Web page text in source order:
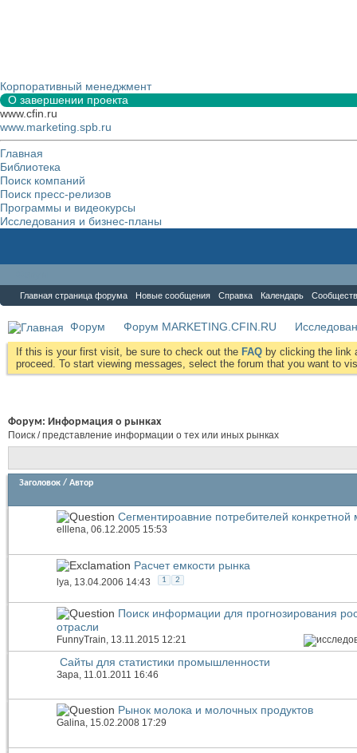
Корпоративный менеджмент
О завершении проекта
www.cfin.ru
www.marketing.spb.ru
Главная
Библиотека
Поиск компаний
Поиск пресс-релизов
Программы и видеокурсы
Исследования и бизнес-планы
Главная страница форума Новые сообщения Справка Календарь
Форум Форум MARKETING.CFIN.RU
If this is your first visit, be sure to check out the FAQ by clicking the link
proceed. To start viewing messages, select the forum that you want to
Форум: Информация о рынках
Поиск / представление информации о тех или иных рынках
Заголовок / Автор
Сегментироавние потребителей конкретной
elllena, 06.12.2005 15:53
Расчет емкости рынка
lya, 13.04.2006 14:43 1 2
Поиск информации для прогнозирования
отрасли
FunnyTrain, 13.11.2015 12:21
Сайты для статистики промышленности
Зара , 11.01.2011 16:46
Рынок молока и молочных продуктов
Galina, 15.02.2008 17:29